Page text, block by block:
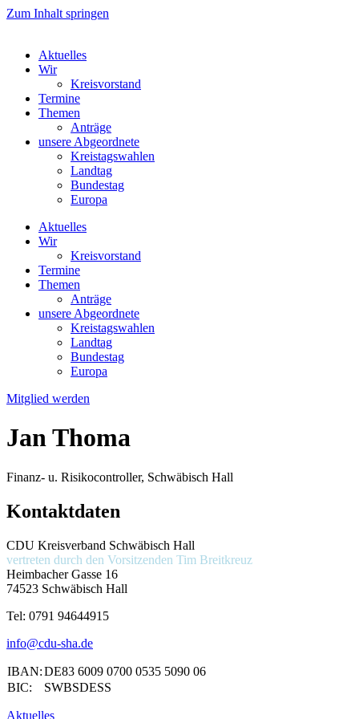
Zum Inhalt springen
Aktuelles
Wir
Kreisvorstand
Termine
Themen
Anträge
unsere Abgeordnete
Kreistagswahlen
Landtag
Bundestag
Europa
Aktuelles
Wir
Kreisvorstand
Termine
Themen
Anträge
unsere Abgeordnete
Kreistagswahlen
Landtag
Bundestag
Europa
Mitglied werden
Jan Thoma
Finanz- u. Risikocontroller, Schwäbisch Hall
Kontaktdaten
CDU Kreisverband Schwäbisch Hall
vertreten durch den Vorsitzenden Tim Breitkreuz
Heimbacher Gasse 16
74523 Schwäbisch Hall
Tel: 0791 94644915
info@cdu-sha.de
IBAN:DE83 6009 0700 0535 5090 06
BIC:
SWBSDESS
Aktuelles